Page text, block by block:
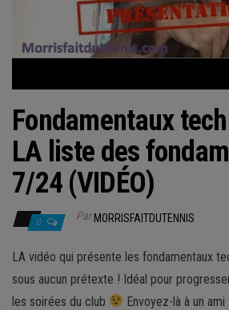
Fondamentaux
LA liste des
7/24 (VIDÉO)
0 ParMORRISFAITDUTENNIS
LA vidéo qui présente les fondamentaux
sous aucun prétexte ! Idéal pour
les soirées du club
Envoyez-là à un